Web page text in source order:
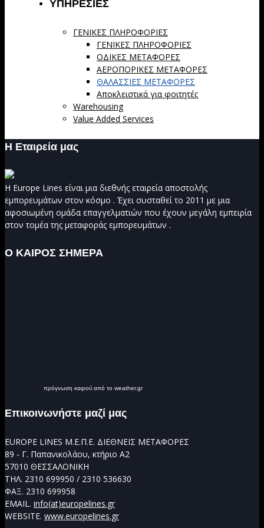
ΥΠΗΡΕΣΙΕΣ
ΓΕΝΙΚΕΣ ΠΛΗΡΟΦΟΡΙΕΣ
ΓΕΝΙΚΕΣ ΠΛΗΡΟΦΟΡΙΕΣ
ΟΔΙΚΕΣ ΜΕΤΑΦΟΡΕΣ
ΑΕΡΟΠΟΡΙΚΕΣ ΜΕΤΑΦΟΡΕΣ
ΘΑΛΑΣΣΙΕΣ ΜΕΤΑΦΟΡΕΣ
Αποκλειστικά για φοιτητές
Warehousing
Value Added Services
Η Εταιρεία μας
Η Europe Lines είναι μια διεθνής εταιρεία αποστολής
εμπορευμάτων στον κόσμο . Έχει συσταθεί το 2011 με μια
αφοσιωμένη ομάδα επαγγελματιών που έχουν μεγάλη εμπειρία
στον τομέα της μεταφοράς εμπορευμάτων .
Ο ΚΑΙΡΟΣ ΣΗΜΕΡΑ
πρόγνωση καιρού από το weather.gr
Επικοινωνήστε μαζί μας
EUROPE LINES M.E.Π.Ε. ΔΙΕΘΝΕΙΣ ΜΕΤΑΦΟΡΕΣ
89 - Γ. Παπανικολάου, κτήριο Α2
57010 ΘΕΣΣΑΛΟΝΙΚΗ
ΤΗΛ. 2310 699950 / 2310 536630
ΦΑΞ. 2310 699958
EMAIL. info(at)europelines.gr
WEBSITE. www.europelines.gr